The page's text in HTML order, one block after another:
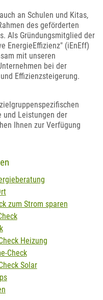
an Schulen und Kitas,
des geförderten
Als Gründungsmitglied der
EnergieEffizienz" (iEnEff)
mit unseren
bei der
Effizienzsteigerung.
und Leistungen der
Ihnen zur Verfügung
zum Strom sparen
Heizung
Check
Solar